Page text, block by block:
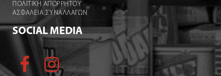
ΠΟΛΙΤΙΚΗ ΑΠΟΡΡΗΤΟΥ
ΑΣΦΑΛΕΙΑ ΣΥΝΑΛΛΑΓΩΝ
SOCIAL MEDIA